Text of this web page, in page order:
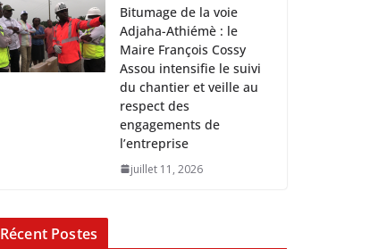
Bitumage de la voie
Adjaha-Athiémè : le
Maire François Cossy
Assou intensifie le suivi
du chantier et veille au
respect des
engagements de
l’entreprise
juillet 11, 2026
Récent Postes